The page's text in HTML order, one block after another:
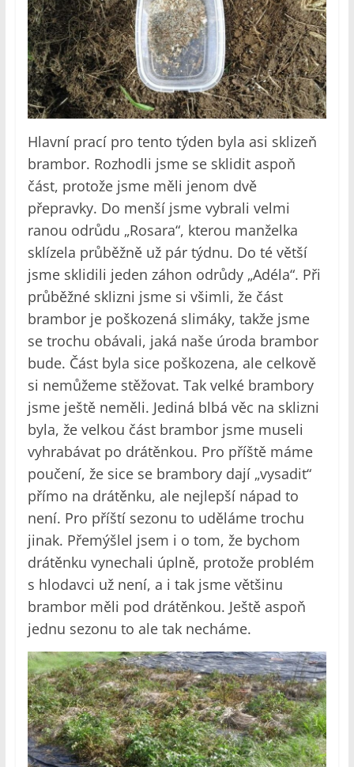
Hlavní prací pro tento týden byla asi sklizeň
brambor. Rozhodli jsme se sklidit aspoň
část, protože jsme měli jenom dvě
přepravky. Do menší jsme vybrali velmi
ranou odrůdu „Rosara“, kterou manželka
sklízela průběžně už pár týdnu. Do té větší
jsme sklidili jeden záhon odrůdy „Adéla“. Při
průběžné sklizni jsme si všimli, že část
brambor je poškozená slimáky, takže jsme
se trochu obávali, jaká naše úroda brambor
bude. Část byla sice poškozena, ale celkově
si nemůžeme stěžovat. Tak velké brambory
jsme ještě neměli. Jediná blbá věc na sklizni
byla, že velkou část brambor jsme museli
vyhrabávat po drátěnkou. Pro příště máme
poučení, že sice se brambory dají „vysadit“
přímo na drátěnku, ale nejlepší nápad to
není. Pro příští sezonu to uděláme trochu
jinak. Přemýšlel jsem i o tom, že bychom
drátěnku vynechali úplně, protože problém
s hlodavci už není, a i tak jsme většinu
brambor měli pod drátěnkou. Ještě aspoň
jednu sezonu to ale tak necháme.